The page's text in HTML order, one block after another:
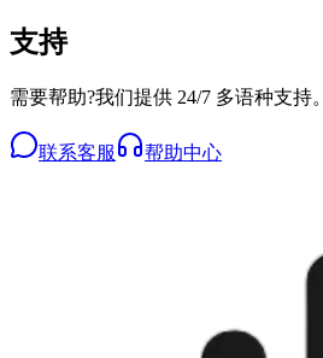
支持
需要帮助?我们提供 24/7 多语种支持。
联系客服 帮助中心